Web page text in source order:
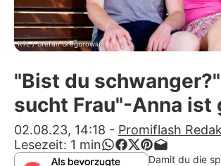
Familie & Liebe
Promiflash Exklusiv
Alle Themen auf
App runterladen
RTL / Stefan Gregorowius
"Bist du
sucht Frau"-Anna ist
02.08.23, 14:18 - Promiflash
Lesezeit: 1 min
Damit du die